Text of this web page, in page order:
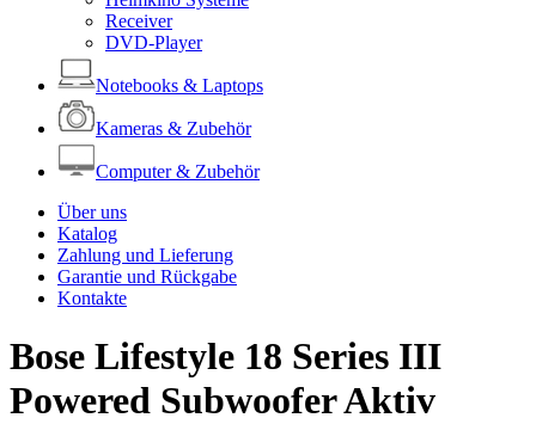
Receiver
DVD-Player
Notebooks & Laptops
Kameras & Zubehör
Computer & Zubehör
Über uns
Katalog
Zahlung und Lieferung
Garantie und Rückgabe
Kontakte
Bose Lifestyle 18 Series III
Powered Subwoofer Aktiv